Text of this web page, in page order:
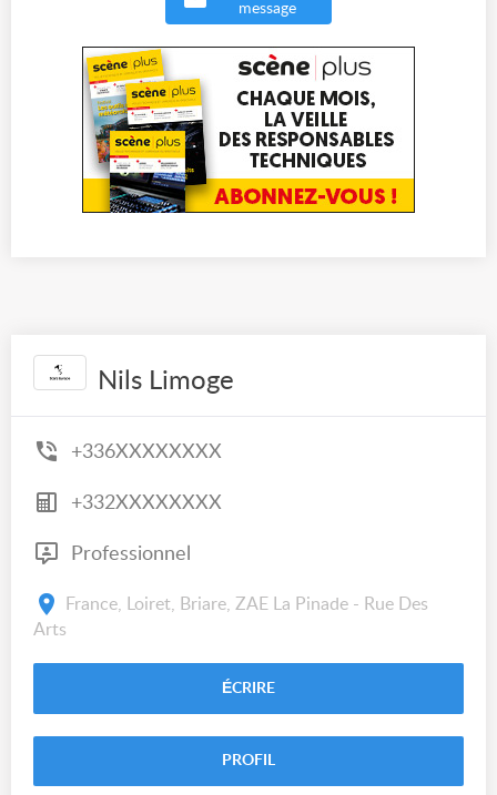
message
Nils Limoge
+336XXXXXXXX
+332XXXXXXXX
Professionnel
France, Loiret, Briare, ZAE La Pinade - Rue Des
Arts
ÉCRIRE
PROFIL